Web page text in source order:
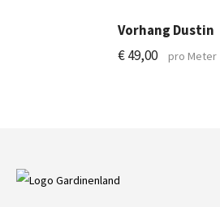
Vorhang Dustin
€49,00 pro Meter